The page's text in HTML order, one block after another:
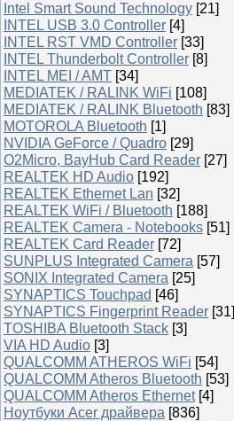
Intel Smart Sound Technology [21]
INTEL USB 3.0 Controller [4]
INTEL RST VMD Controller [33]
INTEL Thunderbolt Controller [8]
INTEL MEI / AMT [34]
MEDIATEK / RALINK WiFi [108]
MEDIATEK / RALINK Bluetooth [83]
MOTOROLA Bluetooth [1]
NVIDIA GeForce / Quadro [29]
O2Micro, BayHub Card Reader [27]
REALTEK HD Audio [192]
REALTEK Ethernet Lan [32]
REALTEK WiFi / Bluetooth [188]
REALTEK Camera - Notebooks [51]
REALTEK Card Reader [72]
SUNPLUS Integrated Camera [57]
SONIX Integrated Camera [25]
SYNAPTICS Touchpad [46]
SYNAPTICS Fingerprint Reader [31]
TOSHIBA Bluetooth Stack [3]
VIA HD Audio [3]
QUALCOMM ATHEROS WiFi [54]
QUALCOMM Atheros Bluetooth [53]
QUALCOMM Atheros Ethernet [4]
Ноутбуки Acer драйвера [836]